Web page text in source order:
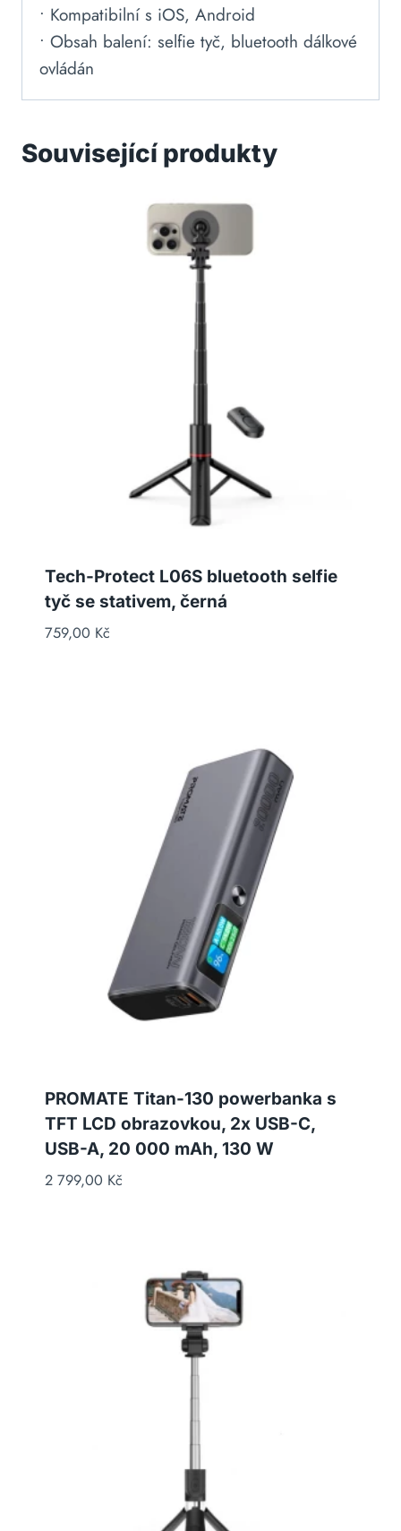
• Kompatibilní s iOS, Android
• Obsah balení: selfie tyč, bluetooth dálkové
ovládán
Související produkty
Tech-Protect L06S bluetooth selfie
tyč se stativem, černá
759,00 Kč
PROMATE Titan-130 powerbanka s
TFT LCD obrazovkou, 2x USB-C,
USB-A, 20 000 mAh, 130 W
2 799,00 Kč